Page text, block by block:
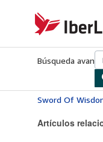
IberLibro.com
Búsqueda
Sword Of
Artículos